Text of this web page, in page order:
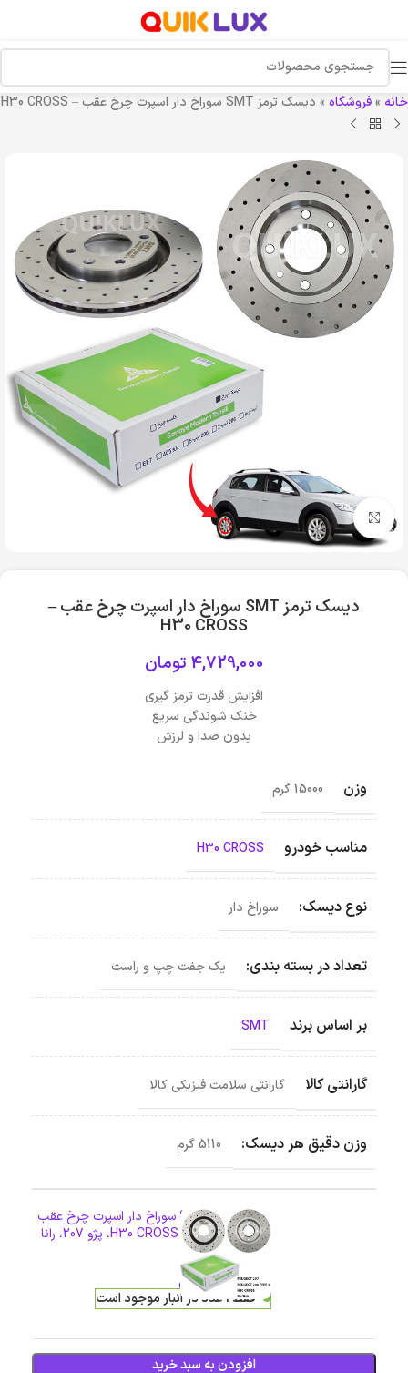
خانه »فروشگاه » دیسک ترمز SMT سوراخ دار اسپرت چرخ عقب – H30 CROSS
بزرگنمایی تصویر
دیسک ترمز SMT سوراخ دار اسپرت چرخ عقب –
H30 CROSS
4,729,000 تومان
افزایش قدرت ترمز گیری
خنک شوندگی سریع
بدون صدا و لرزش
وزن 15000 گرم
مناسب خودرو H30 CROSS
نوع دیسک: سوراخ دار
تعداد در بسته بندی: یک جفت چپ و راست
بر اساس برند SMT
گارانتی کالا گارانتی سلامت فیزیکی کالا
وزن دقیق هر دیسک: 5110 گرم
دیسک ترمز SMT سوراخ دار اسپرت چرخ عقب
- پژو 206 تیپ 5، H30 CROSS، پژو 207، رانا
4,729,000تومان
فقط 1 عدد در انبار موجود است
افزودن به سبد خرید